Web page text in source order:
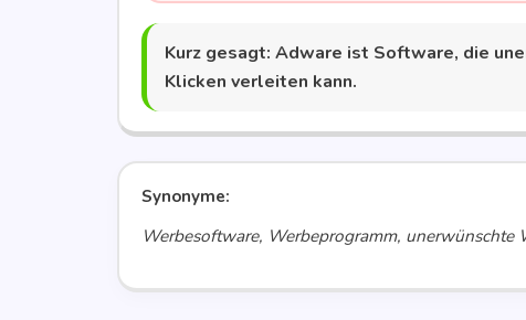
Kurz gesagt: Adware ist Soft­ware, die
Kli­cken ver­lei­ten kann.
Synonyme:
Werbesoftware, Werbeprogramm, unerwünschte